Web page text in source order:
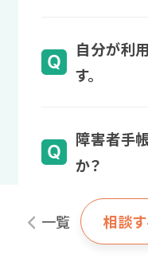
一覧 相談
業務
がら、
しょう。
＼あなた
めたり、職
身につけたり
復帰後
悩みを相
自分が利
す。
様々な障害・
ます。
また、診断名や
医師の意見書
利用できる場合
「自分は対象に
障害者手
か？
障害者手帳を
定期的な通院